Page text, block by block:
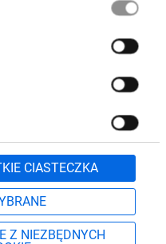
CIASTECZKA
Z NIEZBĘDNYCH
71 37 61 600